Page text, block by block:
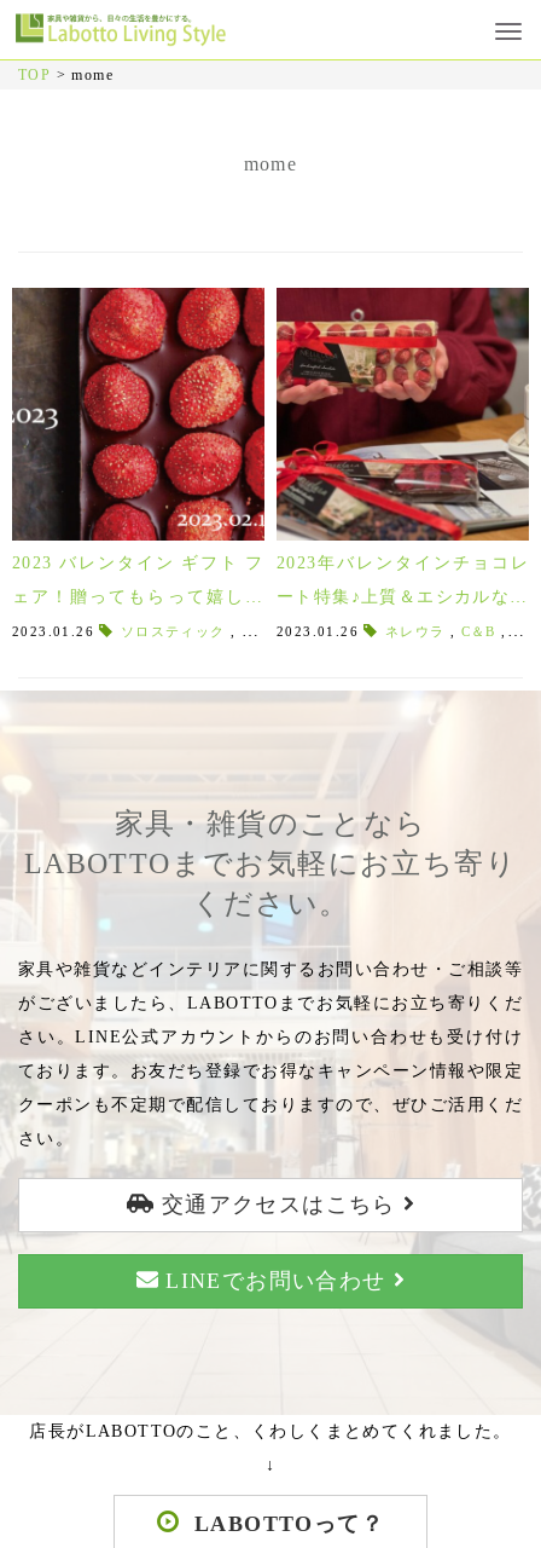
TOP >mome
mome
2023 バレンタイン ギフト フ
ェア！贈ってもらって嬉しい
バレンタインデーギフト♪
2023.01.26 ソロスティック 飲むホットチョコレート,LABOTTO厳選
2023年バレンタインチョコレ
ート特集♪上質＆エシカルなチ
ョコ５選！
2023.01.26 ネレウラ C＆B
家具・雑貨のことなら
LABOTTOまでお気軽にお立ち寄り
ください。
家具や雑貨などインテリアに関するお問い合わせ・ご相談等
がございましたら、LABOTTOまでお気軽にお立ち寄りくだ
さい。LINE公式アカウントからのお問い合わせも受け付け
ております。お友だち登録でお得なキャンペーン情報や限定
クーポンも不定期で配信しておりますので、ぜひご活用くだ
さい。
交通アクセスはこちら
LINEでお問い合わせ
店長がLABOTTOのこと、くわしくまとめてくれました。
↓
LABOTTOって？